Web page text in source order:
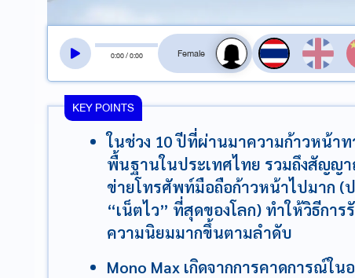
0:00/0:00
สลับเสียงอ่าน
KEY POINTS
ในช่วง 10 ปีที่ผ่านมาความก้าวหน้า
พื้นฐานในประเทศไทย รวมถึงสัญญ
ข่ายโทรศัพท์มือถือก้าวหน้าไปมาก (
“เน็ตไว”​ ที่สุดของโลก) ทำให้วิธีกา
ความนิยมมากขึ้นตามลำดับ
Mono Max เกิดจากการคาดการณ์ใ